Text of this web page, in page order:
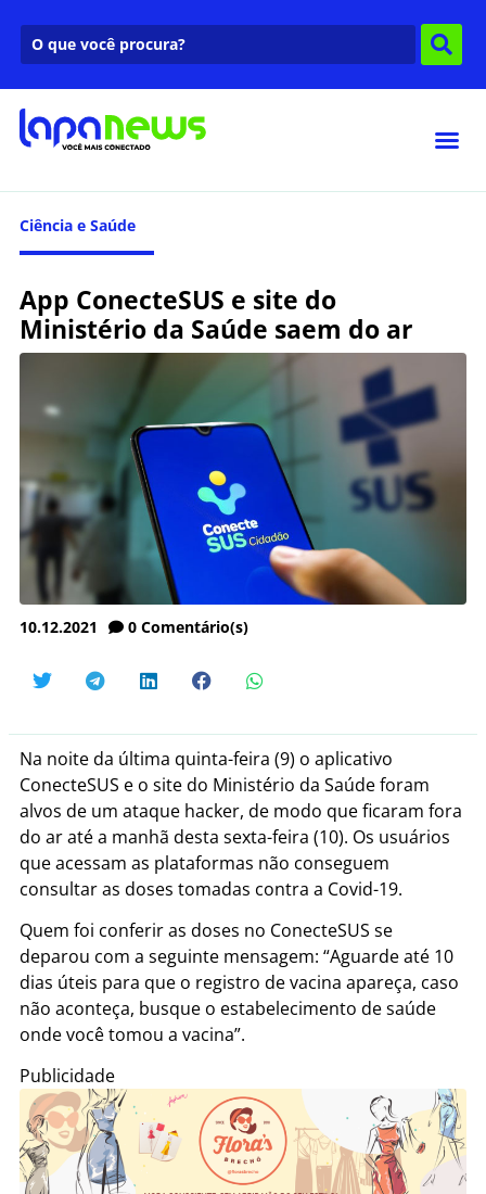
Ciência e Saúde
App ConecteSUS e site do
Ministério da Saúde saem do ar
10.12.2021 0 Comentário(s)
Na noite da última quinta-feira (9) o aplicativo
ConecteSUS e o site do Ministério da Saúde foram
alvos de um ataque hacker, de modo que ficaram fora
do ar até a manhã desta sexta-feira (10). Os usuários
que acessam as plataformas não conseguem
consultar as doses tomadas contra a Covid-19.
Quem foi conferir as doses no ConecteSUS se
deparou com a seguinte mensagem: “Aguarde até 10
dias úteis para que o registro de vacina apareça, caso
não aconteça, busque o estabelecimento de saúde
onde você tomou a vacina”.
Publicidade